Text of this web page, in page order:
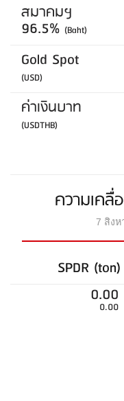
สมาคมฯ
96.5% (Baht)
Gold Spot
(USD)
ค่าเงินบาท
(USDTHB)
ความเค
7 สิงห
SPDR (ton)
0.00
0.00